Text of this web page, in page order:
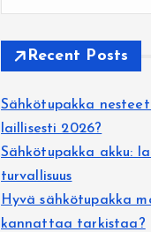
Recent Posts
Sähkötupakka
laillisesti 2026?
Sähkötupakka akku:
turvallisuus
Hyvä sähkötupakka
kannattaa tarkistaa?